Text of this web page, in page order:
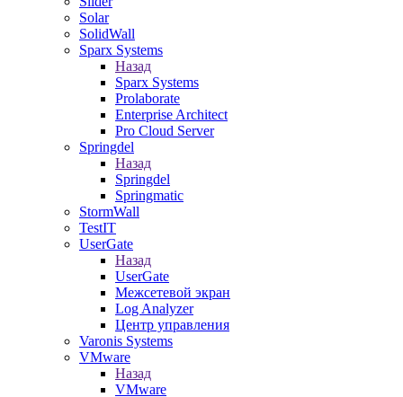
Solar
SolidWall
Sparx Systems
Назад
Sparx Systems
Prolaborate
Enterprise Architect
Pro Cloud Server
Springdel
Назад
Springdel
Springmatic
StormWall
TestIT
UserGate
Назад
UserGate
Межсетевой экран
Log Analyzer
Центр управления
Varonis Systems
VMware
Назад
VMware